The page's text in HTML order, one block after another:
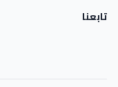
تابعنا